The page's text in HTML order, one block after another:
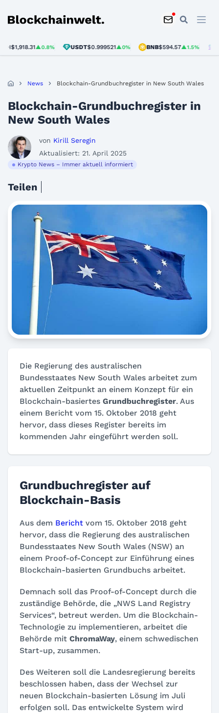
Blockchainwelt
$1,918.31▲0.8% USDT$0.999521▲0% BNB$594.57▲1.5% SOL
News Blockchain-Grundbuchregister in New South Wales
Blockchain-Grundbuchregister in
New South Wales
von Kirill Seregin
Aktualisiert: 21. April 2025
Krypto News – Immer aktuell informiert
Teilen
Die Regierung des australischen
Bundesstaates New South Wales arbeitet zum
aktuellen Zeitpunkt an einem Konzept für ein
Blockchain-basiertes Grundbuchregister. Aus
einem Bericht vom 15. Oktober 2018 geht
hervor, dass dieses Register bereits im
kommenden Jahr eingeführt werden soll.
Grundbuchregister auf
Blockchain-Basis
Aus dem Bericht vom 15. Oktober 2018 geht
hervor, dass die Regierung des australischen
Bundesstaates New South Wales (NSW) an
einem Proof-of-Concept zur Einführung eines
Blockchain-basierten Grundbuchs arbeitet.
Demnach soll das Proof-of-Concept durch die
zuständige Behörde, die „NWS Land Registry
Services“, betreut werden. Um die Blockchain-
Technologie zu implementieren, arbeitet die
Behörde mit ChromaWay, einem schwedischen
Start-up, zusammen.
Des Weiteren soll die Landesregierung bereits
beschlossen haben, dass der Wechsel zur
neuen Blockchain-basierten Lösung im Juli
erfolgen soll. Das entwickelte System wird